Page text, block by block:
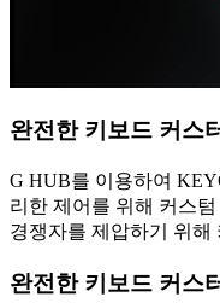
완전한 키보드 커스
G HUB를 이용하여
리한 제어를 위해 커스
경쟁자를 제압하기 위해
완전한 키보드 커스